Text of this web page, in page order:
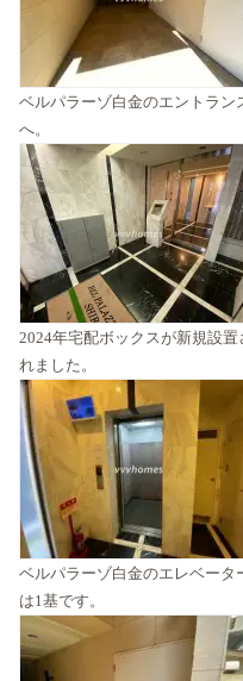
ベルパラーゾ白金のエントラン
へ。
2024年宅配ボックスが新規設置
れました。
ベルパラーゾ白金のエレベータ
は1基です。